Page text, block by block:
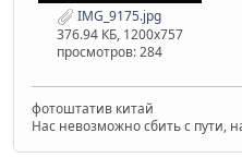
IMG_9175.jpg
376.94 КБ, 1200x757
просмотров: 284
фотоштатив китай
Нас невозможно сбить с пути,